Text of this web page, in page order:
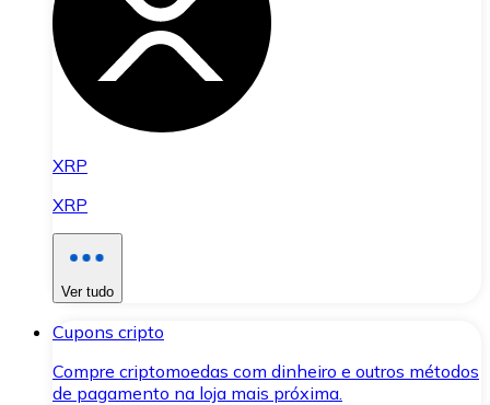
XRP
XRP
Ver tudo
Cupons cripto
Compre criptomoedas com dinheiro e outros métodos
de pagamento na loja mais próxima.